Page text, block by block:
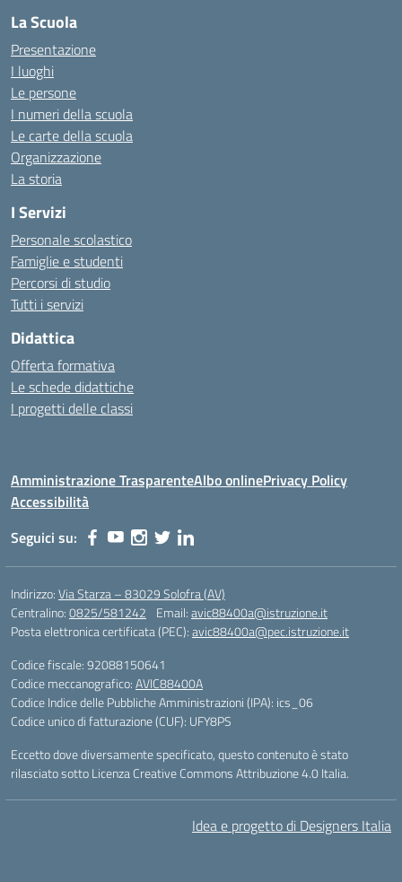
La Scuola
Presentazione
I luoghi
Le persone
I numeri della scuola
Le carte della scuola
Organizzazione
La storia
I Servizi
Personale scolastico
Famiglie e studenti
Percorsi di studio
Tutti i servizi
Didattica
Offerta formativa
Le schede didattiche
I progetti delle classi
Amministrazione TrasparenteAlbo onlinePrivacy Policy
Accessibilità
Seguici su:
Indirizzo:Via Starza – 83029 Solofra (AV)
Centralino:0825/581242 Email:avic88400a@istruzione.it
Posta elettronica certificata (PEC):avic88400a@pec.istruzione.it
Codice fiscale: 92088150641
Codice meccanografico:AVIC88400A
Codice Indice delle Pubbliche Amministrazioni (IPA): ics_06
Codice unico di fatturazione (CUF): UFY8PS
Eccetto dove diversamente specificato, questo contenuto è stato
rilasciato sotto Licenza Creative Commons Attribuzione 4.0 Italia.
Idea e progetto di Designers Italia